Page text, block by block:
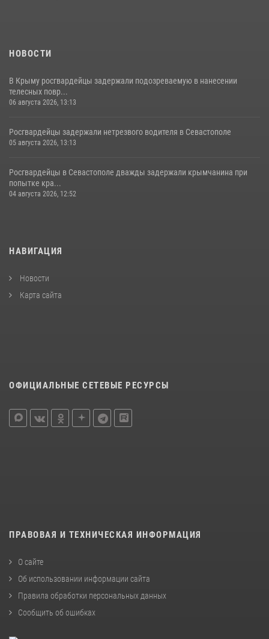
НОВОСТИ
В Крыму росгвардейцы задержали подозреваемую в нанесении
телесных повр...
06 августа 2026, 13:13
Росгвардейцы задержали нетрезвого водителя в Севастополе
05 августа 2026, 13:13
Росгвардейцы в Севастополе дважды задержали крымчанина при
попытке кра...
04 августа 2026, 12:52
НАВИГАЦИЯ
Новости
Карта сайта
ОФИЦИАЛЬНЫЕ СЕТЕВЫЕ РЕСУРСЫ
ПРАВОВАЯ И ТЕХНИЧЕСКАЯ ИНФОРМАЦИЯ
О сайте
Об использовании информации сайта
Правила обработки персональных данных
Сообщить об ошибках